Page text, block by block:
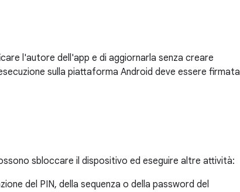
l'autore dell'app e di aggiornarla senza creare
sulla piattaforma Android deve essere firmata
sbloccare il dispositivo ed eseguire altre attività:
del PIN, della sequenza o della password del